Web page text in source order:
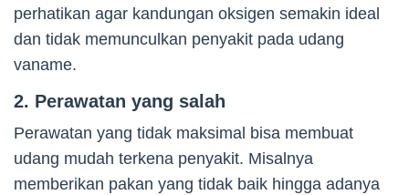
perhatikan agar kandungan oksigen semakin ideal
dan tidak memunculkan penyakit pada udang
vaname.
2. Perawatan yang salah
Perawatan yang tidak maksimal bisa membuat
udang mudah terkena penyakit. Misalnya
memberikan pakan yang tidak baik hingga adanya